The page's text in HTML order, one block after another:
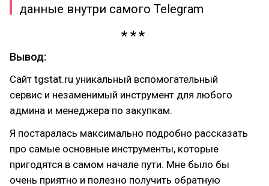
данные внутри самого Telegram
Вывод:
Сайт tgstat.ru уникальный вспомогательный
сервис и незаменимый инструмент для любого
админа и менеджера по закупкам.
Я постаралась максимально подробно рассказать
про самые основные инструменты, которые
пригодятся в самом начале пути. Мне было бы
очень приятно и полезно получить обратную